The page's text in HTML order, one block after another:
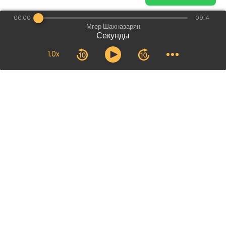
Мгер Шахназарян
Секунды
1.0x
00:00 09:14